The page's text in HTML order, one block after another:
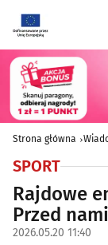
Strona główna
SPORT
Rajdowe
Przed
2026.05.20 11:40